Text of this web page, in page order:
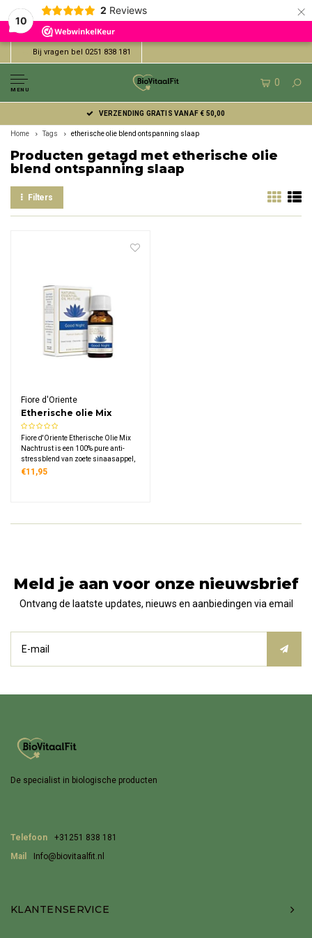
10
2 Reviews ×
Bij vragen bel 0251 838 181
MENU
0
VERZENDING GRATIS VANAF € 50,00
Home Tags etherische olie blend ontspanning slaap
Producten getagd met etherische olie
blend ontspanning slaap
Filters
Fiore d'Oriente
Etherische olie Mix
Nachtrust
Fiore d'Oriente Etherische Olie Mix
Nachtrust is een 100% pure anti-
stressblend van zoete sinaasappel,
kamille en lavendel. Kalmeert de
€11,95
Meld je aan voor onze nieuwsbrief
Ontvang de laatste updates, nieuws en aanbiedingen via email
De specialist in biologische producten
Telefoon
+31251 838 181
Mail
Info@biovitaalfit.nl
KLANTENSERVICE